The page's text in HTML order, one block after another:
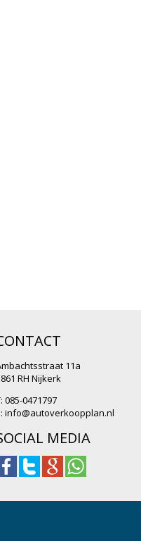
11a
RH Nijkerk
085-0471797
info@autoverkoopplan.nl
MEDIA